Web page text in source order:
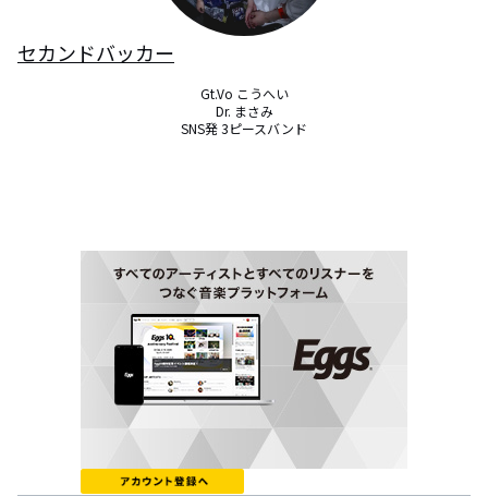
セカンドバッカー
Gt.Vo こうへい
Dr. まさみ
SNS発 3ピースバンド